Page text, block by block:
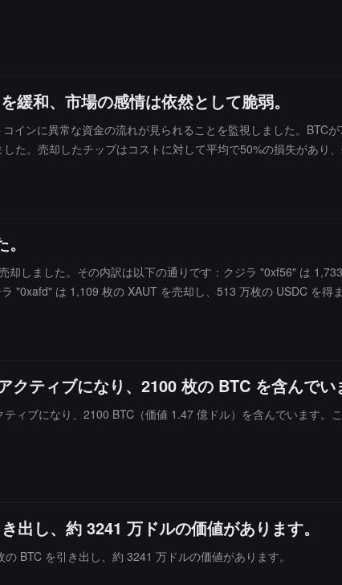
緩和、市場の感情は依然として脆弱。
ンに異常な資金の流れが見られることを監視しました。BTCが
。売却したチップはコストに対して平均で50%の損失があり
しました。それにもかかわらず、この出来事は市場の感情が依
しました。その内訳は以下の通りです：クジラ "0xf56" は
"0xafd" は 1,109 枚の XAUT を売却し、513 万枚の USDC を得
ティブになり、2100 枚の BTC を含んでい
ィブになり、2100 BTC（価値 1.47 億ドル）を含んでいます。
し、約 3241 万ドルの価値があります。
BTC を引き出し、約 3241 万ドルの価値があります。